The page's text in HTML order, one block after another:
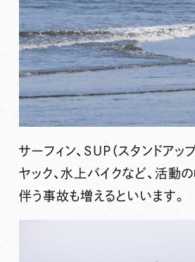
サーフィン、SUP（スタンドアッ
ヤック、水上バイクなど、活動
伴う事故も増えるといいます。